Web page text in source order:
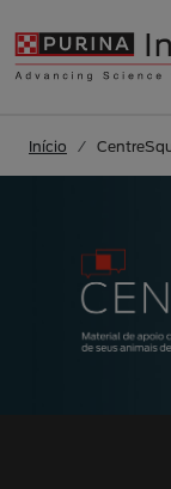
Início